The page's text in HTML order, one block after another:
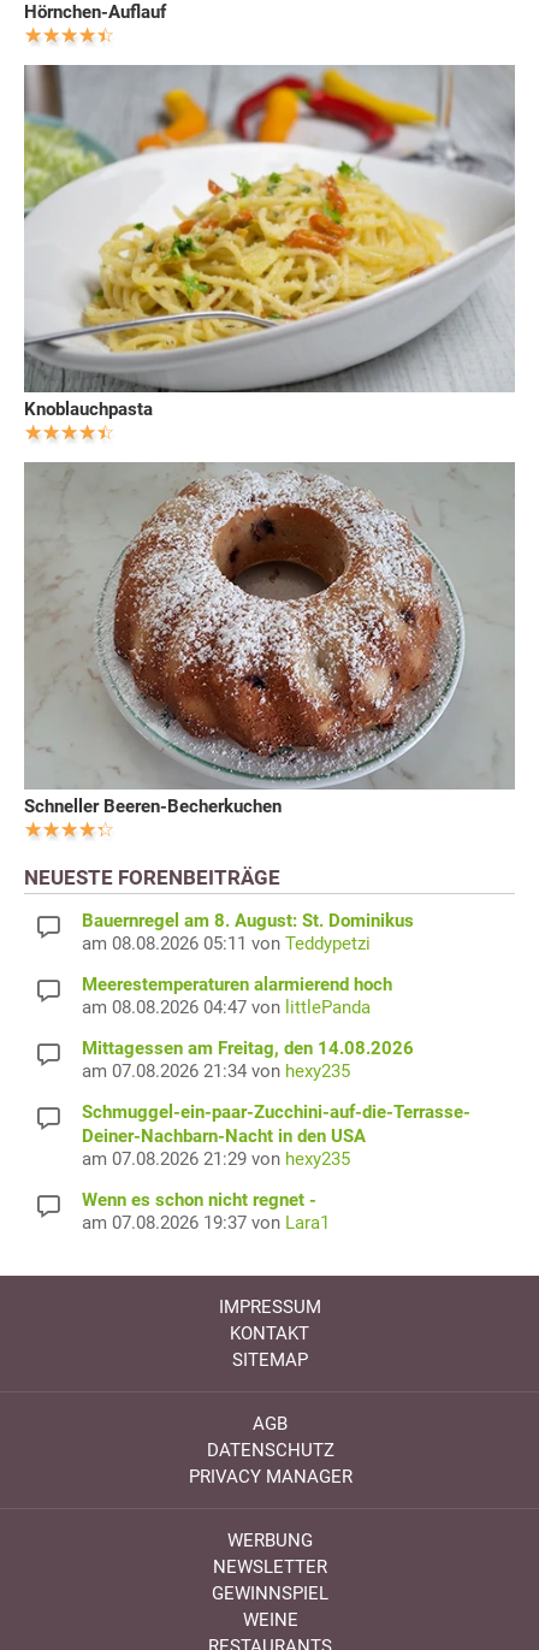
Hörnchen-Auflauf
Knoblauchpasta
Schneller Beeren-Becherkuchen
NEUESTE FORENBEITRÄGE
Bauernregel am 8. August: St. Dominikus
am 08.08.2026 05:11 von Teddypetzi
Meerestemperaturen alarmierend hoch
am 08.08.2026 04:47 von littlePanda
Mittagessen am Freitag, den 14.08.2026
am 07.08.2026 21:34 von hexy235
Schmuggel-ein-paar-Zucchini-auf-die-Terrasse-
Deiner-Nachbarn-Nacht in den USA
am 07.08.2026 21:29 von hexy235
Wenn es schon nicht regnet -
am 07.08.2026 19:37 von Lara1
IMPRESSUM
KONTAKT
SITEMAP
AGB
DATENSCHUTZ
PRIVACY MANAGER
WERBUNG
NEWSLETTER
GEWINNSPIEL
WEINE